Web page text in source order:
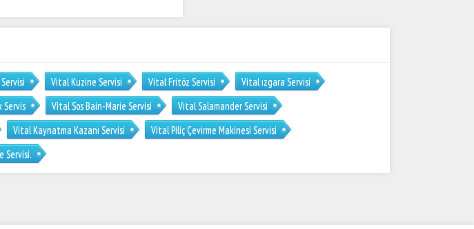
Vital Kuzine Servisi Vital Fritöz Servisi
Vital ızgara Servisi
Vital Sos Bain-Marie Servisi
Vital Salamander Servisi
Vital Kaynatma Kazanı Servisi
Vital Piliç Çevirme Makinesi Servisi
Servisi.